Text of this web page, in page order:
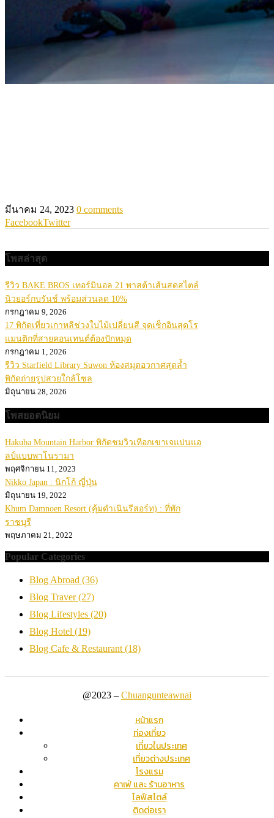
มีนาคม 24, 2023 0 comments
FacebookTwitter
โพสล่าสุด
รีวิว BAKE BROS เทอร์มินอล 21 พาสต้าเส้นสดสไตล์
นิวยอร์กบรันช์ พร้อมส่วนลด 10%
กรกฎาคม 9, 2026
17 พิกัดเที่ยวเกาหลีช่วงใบไม้เปลี่ยนสี จุดเช็กอินสุดโร
แมนติกที่สายคอนเทนต์ต้องปักหมุด
กรกฎาคม 1, 2026
รีวิว Starfield Library Suwon ห้องสมุดอวกาศสุดล้ำ
พิกัดถ่ายรูปสวยใกล้โซล
มิถุนายน 28, 2026
โพสยอดนิยม
Hakuba Mountain Harbor พิกัดชมวิวเทือกเขาเจแปนแอ
ลป์แบบพาโนรามา
พฤศจิกายน 11, 2023
Nikko Japan : นิกโก้ ญี่ปุ่น
มิถุนายน 19, 2022
Khum Damnoen Resort (คุ้มดำเนินรีสอร์ท) : ที่พัก
ราชบุรี
พฤษภาคม 21, 2022
Popular Categories
Blog Abroad (36)
Blog Traver(27)
Blog Lifestyles (20)
Blog Hotel (19)
Blog Cafe & Restaurant (18)
@2023 – Chuangunteawnai
หน้าแรก
ท่องเที่ยว
เที่ยวในประเทศ
เที่ยวต่างประเทศ
โรงแรม
คาเฟ่ และ ร้านอาหาร
ไลฟ์สไตล์
ติดต่อเรา